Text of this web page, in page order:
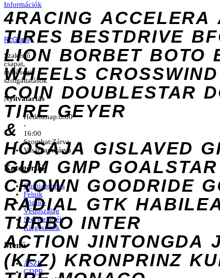
Információk
4RACING ACCELERA
TIRES BESTDRIVE
LION BORBET BOTO
WHEELS CROSSWIND
COIN DOUBLESTAR
TIRE GEYER
&
HOSAJA GISLAVED
GUM GMP GOALSTAR
CROWN GOODRIDE
RADIAL GTK
TURBO INTER
ACTION JINTONGDA
(KFZ) KRONPRINZ
RcGumi
Szakértő
csapat,
minőségi
szolgáltatások
Nyitvatartás
Hétköznap:8:00
-
16:00
Szombat:Zárva
Vasárnap:Zárva
Kategóriák
Gumiabroncs
Felnik
Tömlő-
Védőszalag
Szervizkerék
Kiegészítők
Menü
ÁSZF
GDPR